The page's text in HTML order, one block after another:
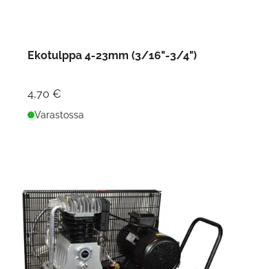
Ekotulppa 4-23mm (3/16"-3/4")
4,70 €
Varastossa